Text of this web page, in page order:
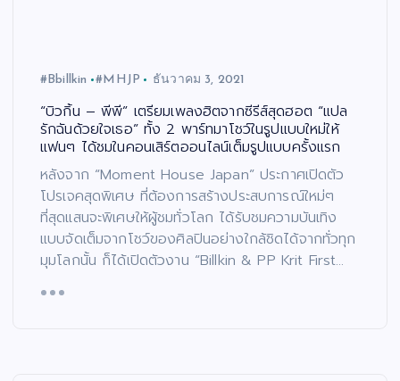
#Bbillkin #MHJP ธันวาคม 3, 2021
“บิวกิ้น – พีพี” เตรียมเพลงฮิตจากซีรีส์สุดฮอต “แปล
รักฉันด้วยใจเธอ” ทั้ง 2 พาร์ทมาโชว์ในรูปแบบใหม่ให้
แฟนๆ ได้ชมในคอนเสิร์ตออนไลน์เต็มรูปแบบครั้งแรก
หลังจาก “Moment House Japan” ประกาศเปิดตัว
โปรเจคสุดพิเศษ ที่ต้องการสร้างประสบการณ์ใหม่ๆ
ที่สุดแสนจะพิเศษให้ผู้ชมทั่วโลก ได้รับชมความบันเทิง
แบบจัดเต็มจากโชว์ของศิลปินอย่างใกล้ชิดได้จากทั่วทุก
มุมโลกนั้น ก็ได้เปิดตัวงาน “Billkin & PP Krit First…